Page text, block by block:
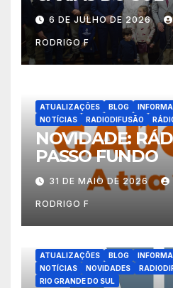
6 DE JULHO DE 2026
RODRIGO F
ATUALIZAÇÕES BLOG
NOTÍCIAS
RADIODIFUSÃO
NOVIDADE:
PASSO FUNDO
31 DE MAIO DE 2026
RODRIGO F
ATUALIZAÇÕES BLOG
NOTÍCIAS
NOVIDADES
RIO GRANDE DO SUL